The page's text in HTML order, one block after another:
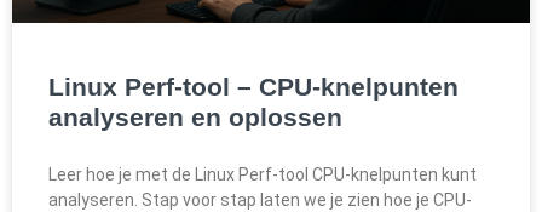
Linux Perf-tool – CPU-knelpunten
analyseren en oplossen
Leer hoe je met de Linux Perf-tool CPU-knelpunten kunt
analyseren. Stap voor stap laten we je zien hoe je CPU-